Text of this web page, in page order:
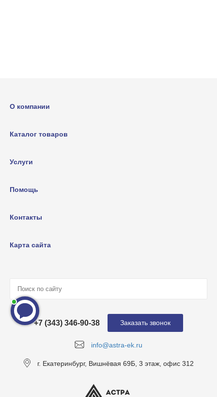
О компании
Каталог товаров
Услуги
Помощь
Контакты
Карта сайта
info@astra-ek.ru
+7 (343) 346-90-38
г. Екатеринбург, Вишнёвая 69Б, 3 этаж, офис 312
Заказать звонок